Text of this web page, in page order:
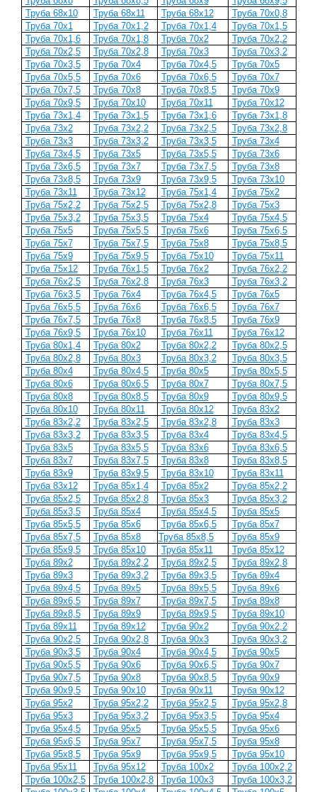
Труба 68x10
Труба 68x11 Труба 68x12
Труба 70x0,8
Труба 70x1
Труба 70x1,2 Труба 70x1,4
Труба 70x1,5
Труба 70x1,6
Труба 70x1,8 Труба 70x2
Труба 70x2,2
Труба 70x2,5
Труба 70x2,8 Труба 70x3
Труба 70x3,2
Труба 70x3,5
Труба 70x4 Труба 70x4,5
Труба 70x5
Труба 70x5,5
Труба 70x6 Труба 70x6,5
Труба 70x7
Труба 70x7,5
Труба 70x8 Труба 70x8,5
Труба 70x9
Труба 70x9,5
Труба 70x10 Труба 70x11
Труба 70x12
Труба 73x1,4
Труба 73x1,5 Труба 73x1,6
Труба 73x1,8
Труба 73x2
Труба 73x2,2 Труба 73x2,5
Труба 73x2,8
Труба 73x3
Труба 73x3,2 Труба 73x3,5
Труба 73x4
Труба 73x4,5
Труба 73x5 Труба 73x5,5
Труба 73x6
Труба 73x6,5
Труба 73x7 Труба 73x7,5
Труба 73x8
Труба 73x8,5
Труба 73x9 Труба 73x9,5
Труба 73x10
Труба 73x11
Труба 73x12 Труба 75x1,4
Труба 75x2
Труба 75x2,2
Труба 75x2,5 Труба 75x2,8
Труба 75x3
Труба 75x3,2
Труба 75x3,5 Труба 75x4
Труба 75x4,5
Труба 75x5
Труба 75x5,5 Труба 75x6
Труба 75x6,5
Труба 75x7
Труба 75x7,5 Труба 75x8
Труба 75x8,5
Труба 75x9
Труба 75x9,5 Труба 75x10
Труба 75x11
Труба 75x12
Труба 76x1,5 Труба 76x2
Труба 76x2,2
Труба 76x2,5
Труба 76x2,8 Труба 76x3
Труба 76x3,2
Труба 76x3,5
Труба 76x4 Труба 76x4,5
Труба 76x5
Труба 76x5,5
Труба 76x6 Труба 76x6,5
Труба 76x7
Труба 76x7,5
Труба 76x8 Труба 76x8,5
Труба 76x9
Труба 76x9,5
Труба 76x10 Труба 76x11
Труба 76x12
Труба 80x1,4
Труба 80x2 Труба 80x2,2
Труба 80x2,5
Труба 80x2,8
Труба 80x3 Труба 80x3,2
Труба 80x3,5
Труба 80x4
Труба 80x4,5 Труба 80x5
Труба 80x5,5
Труба 80x6
Труба 80x6,5 Труба 80x7
Труба 80x7,5
Труба 80x8
Труба 80x8,5 Труба 80x9
Труба 80x9,5
Труба 80x10
Труба 80x11 Труба 80x12
Труба 83x2
Труба 83x2,2
Труба 83x2,5 Труба 83x2,8
Труба 83x3
Труба 83x3,2
Труба 83x3,5 Труба 83x4
Труба 83x4,5
Труба 83x5
Труба 83x5,5 Труба 83x6
Труба 83x6,5
Труба 83x7
Труба 83x7,5 Труба 83x8
Труба 83x8,5
Труба 83x9
Труба 83x9,5 Труба 83x10
Труба 83x11
Труба 83x12
Труба 85x1,4 Труба 85x2
Труба 85x2,2
Труба 85x2,5
Труба 85x2,8 Труба 85x3
Труба 85x3,2
Труба 85x3,5
Труба 85x4 Труба 85x4,5
Труба 85x5
Труба 85x5,5
Труба 85x6 Труба 85x6,5
Труба 85x7
Труба 85x7,5
Труба 85x8 Труба 85x8,5
Труба 85x9
Труба 85x9,5
Труба 85x10 Труба 85x11
Труба 85x12
Труба 89x2
Труба 89x2,2 Труба 89x2,5
Труба 89x2,8
Труба 89x3
Труба 89x3,2 Труба 89x3,5
Труба 89x4
Труба 89x4,5
Труба 89x5 Труба 89x5,5
Труба 89x6
Труба 89x6,5
Труба 89x7 Труба 89x7,5
Труба 89x8
Труба 89x8,5
Труба 89x9 Труба 89x9,5
Труба 89x10
Труба 89x11
Труба 89x12 Труба 90x2
Труба 90x2,2
Труба 90x2,5
Труба 90x2,8 Труба 90x3
Труба 90x3,2
Труба 90x3,5
Труба 90x4 Труба 90x4,5
Труба 90x5
Труба 90x5,5
Труба 90x6 Труба 90x6,5
Труба 90x7
Труба 90x7,5
Труба 90x8 Труба 90x8,5
Труба 90x9
Труба 90x9,5
Труба 90x10 Труба 90x11
Труба 90x12
Труба 95x2
Труба 95x2,2 Труба 95x2,5
Труба 95x2,8
Труба 95x3
Труба 95x3,2 Труба 95x3,5
Труба 95x4
Труба 95x4,5
Труба 95x5 Труба 95x5,5
Труба 95x6
Труба 95x6,5
Труба 95x7 Труба 95x7,5
Труба 95x8
Труба 95x8,5
Труба 95x9 Труба 95x9,5
Труба 95x10
Труба 95x11
Труба 95x12 Труба 100x2
Труба 100x2,2
Труба 100x2,5
Труба 100x2,8 Труба 100x3
Труба 100x3,2